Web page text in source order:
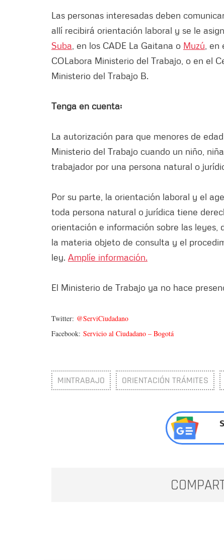
Las personas interesadas deben
allí recibirá orientación laboral y se le
Suba, en los CADE La Gaitana o Muzú, en
COLabora Ministerio del Trabajo, o en el
Ministerio del Trabajo B.
Tenga en cuenta:
La autorización para que menores de
Ministerio del Trabajo cuando un niño,
trabajador por una persona natural o
Por su parte, la orientación laboral y el
toda persona natural o jurídica tiene
orientación e información sobre las
la materia objeto de consulta y el
ley. Amplíe información.
El Ministerio de Trabajo ya no hace
Twitter: @ServiCiudadano
Facebook: Servicio al Ciudadano – Bogotá
MINTRABAJO ORIENTACIÓN TRÁMITES